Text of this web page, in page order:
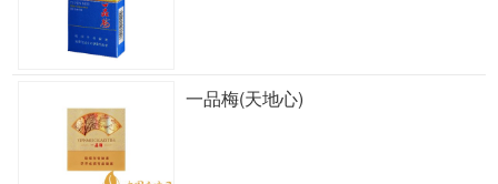
一品梅(天地心)